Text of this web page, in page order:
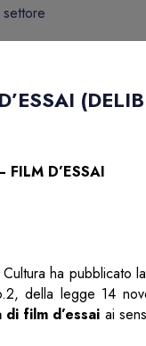
FILM D’ESSAI
ha pubblicato la
della legge 14
di film d’essai ai